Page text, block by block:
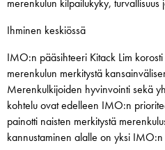
merenkulun kilpailukyky,
Ihminen keskiössä
IMO:n pääsihteeri Kitack Lim
merenkulun merkitystä
Merenkulkijoiden hyvinvointi sekä
kohtelu ovat edelleen IMO:n
painotti naisten merkitystä
kannustaminen alalle on yksi